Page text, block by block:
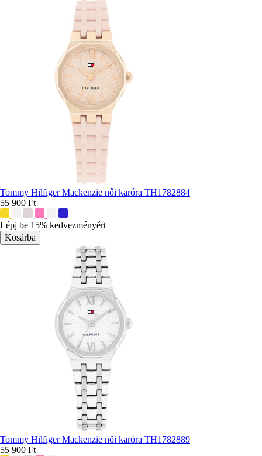
Tommy Hilfiger Mackenzie női karóra TH1782884
55 900 Ft
színek:
Lépj be 15% kedvezményért
Tommy Hilfiger Mackenzie női karóra TH1782889
55 900 Ft